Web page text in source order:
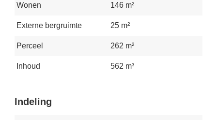
Wonen 146 m²
Externe bergruimte 25 m²
Perceel 262 m²
Inhoud 562 m³
Indeling